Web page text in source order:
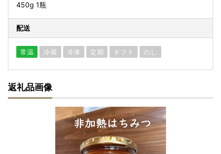
450g 1瓶
配送
常温 冷蔵 冷凍 定期 ギフト のし
返礼品画像